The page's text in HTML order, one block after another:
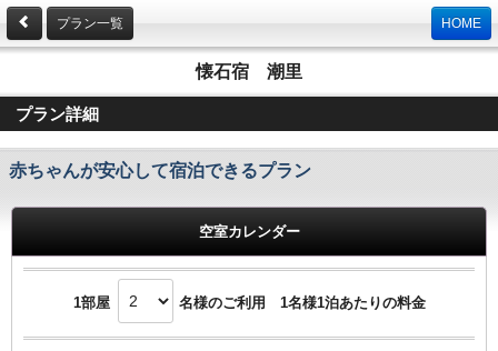
プラン一覧 HOME
懐石宿 潮里
プラン詳細
赤ちゃんが安心して宿泊できるプラン
空室カレンダー
1部屋 名様のご利用 1名様1泊あたりの料金